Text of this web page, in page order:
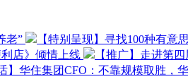
老”
【特别呈现】寻找100种有意
店》倾情上线
【推广】走进第
】华住集团CFO：不靠规模取胜，